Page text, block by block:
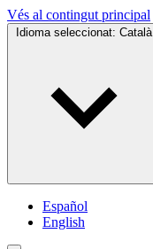
Vés al contingut principal
Idioma seleccionat: Català
Español
English